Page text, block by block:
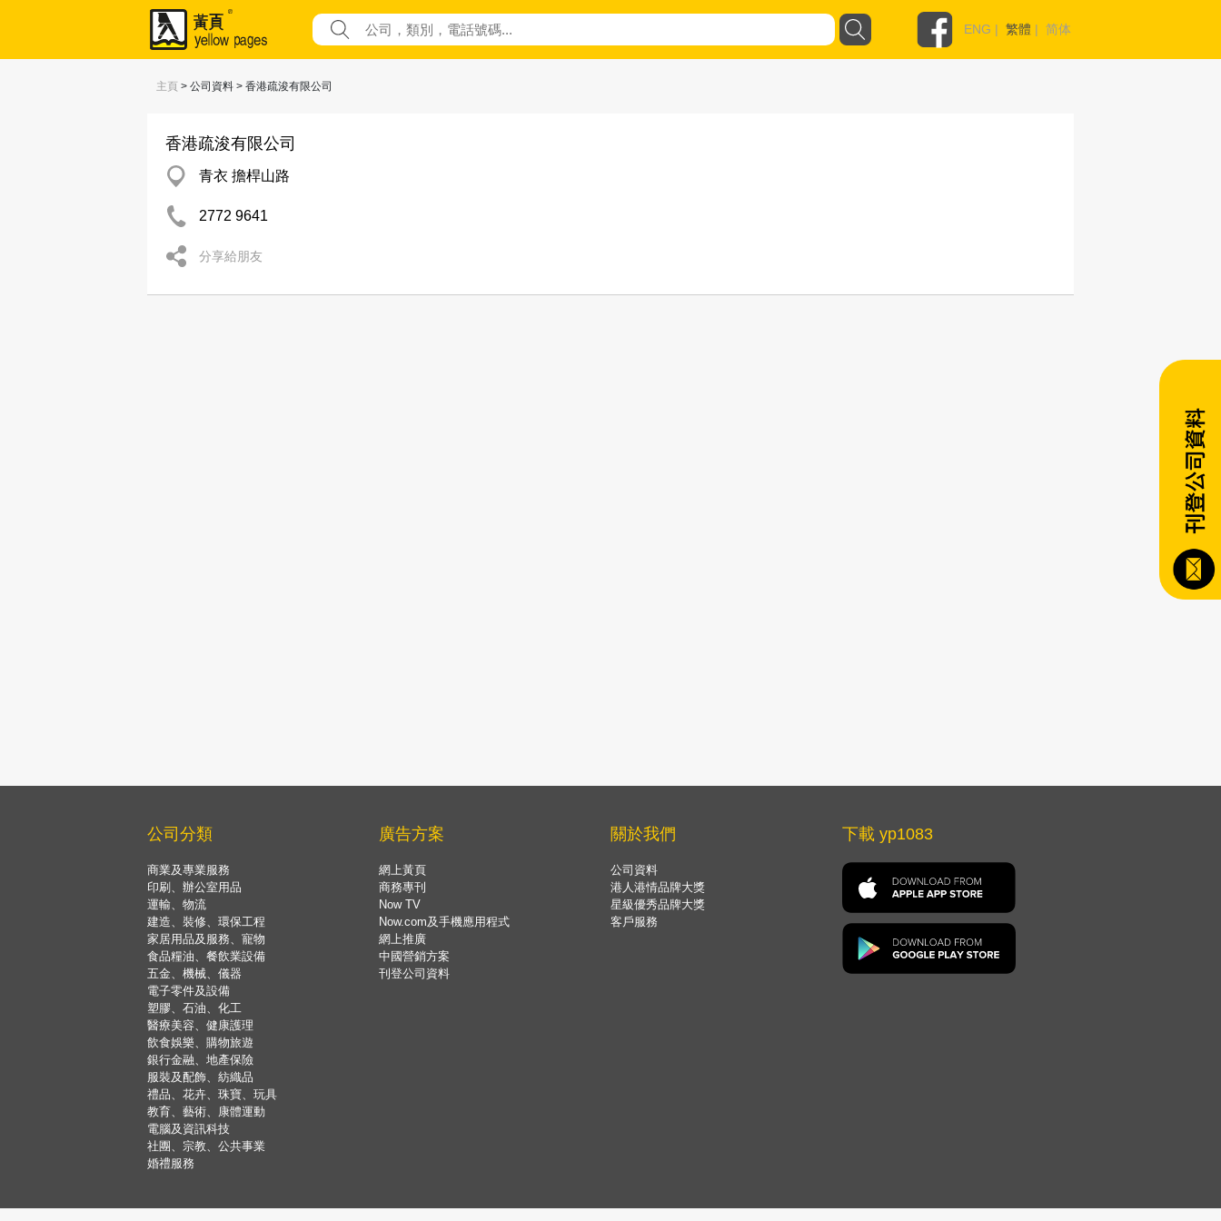
ENG | 繁體 | 简体
主頁 > 公司資料 > 香港疏浚有限公司
香港疏浚有限公司
青衣 擔桿山路
2772 9641
分享給朋友
公司分類
商業及專業服務
印刷、辦公室用品
運輸、物流
建造、裝修、環保工程
家居用品及服務、寵物
食品糧油、餐飲業設備
五金、機械、儀器
電子零件及設備
塑膠、石油、化工
醫療美容、健康護理
飲食娛樂、購物旅遊
銀行金融、地產保險
服裝及配飾、紡織品
禮品、花卉、珠寶、玩具
教育、藝術、康體運動
電腦及資訊科技
社團、宗教、公共事業
婚禮服務
廣告方案
網上黃頁
商務專刊
Now TV
Now.com及手機應用程式
網上推廣
中國營銷方案
刊登公司資料
關於我們
公司資料
港人港情品牌大獎
星級優秀品牌大獎
客戶服務
下載 yp1083